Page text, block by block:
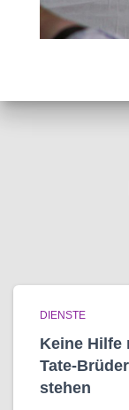
DIENSTE
Keine Hilfe
Tate-
stehen